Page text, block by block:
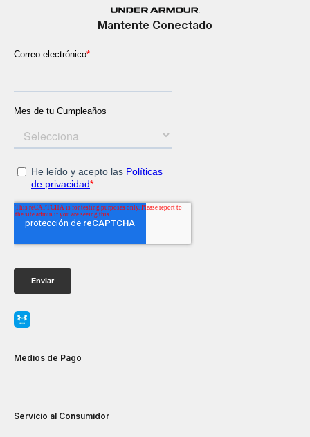
Mantente Conectado
Medios de Pago
Servicio al Consumidor